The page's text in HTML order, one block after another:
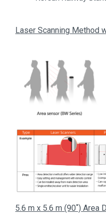
Laser Scanning Method
5.6 m x 5.6 m (90˚) Area